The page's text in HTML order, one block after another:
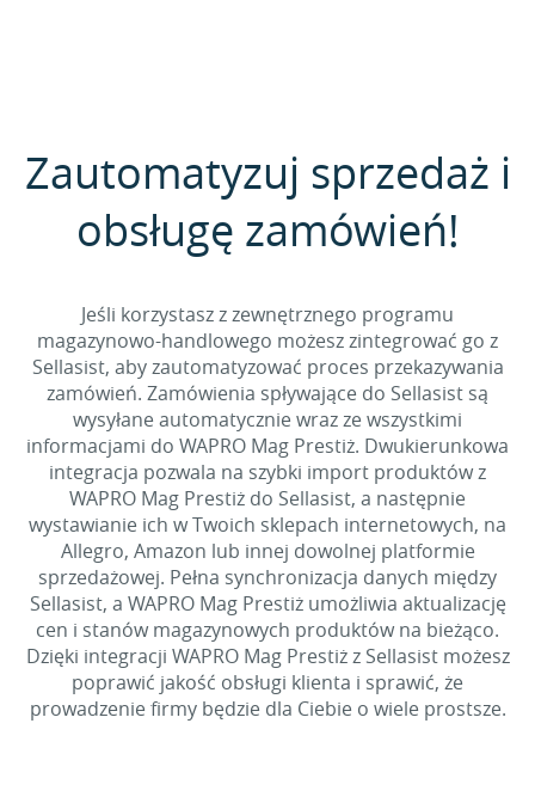
Zautomatyzuj sprzedaż i
obsługę zamówień!
Jeśli korzystasz z zewnętrznego programu
magazynowo-handlowego możesz zintegrować go z
Sellasist, aby zautomatyzować proces przekazywania
zamówień. Zamówienia spływające do Sellasist są
wysyłane automatycznie wraz ze wszystkimi
informacjami do WAPRO Mag Prestiż. Dwukierunkowa
integracja pozwala na szybki import produktów z
WAPRO Mag Prestiż do Sellasist, a następnie
wystawianie ich w Twoich sklepach internetowych, na
Allegro, Amazon lub innej dowolnej platformie
sprzedażowej. Pełna synchronizacja danych między
Sellasist, a WAPRO Mag Prestiż umożliwia aktualizację
cen i stanów magazynowych produktów na bieżąco.
Dzięki integracji WAPRO Mag Prestiż z Sellasist możesz
poprawić jakość obsługi klienta i sprawić, że
prowadzenie firmy będzie dla Ciebie o wiele prostsze.